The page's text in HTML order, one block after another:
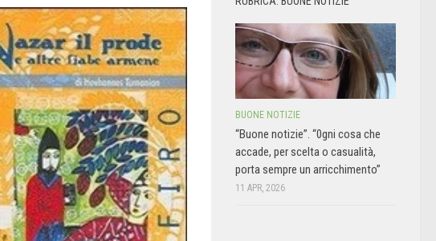
BUONE NOTIZIE
“Buone notizie”. “0gni cosa che
accade, per scelta o casualità,
porta sempre un arricchimento”
11 APR, 2026